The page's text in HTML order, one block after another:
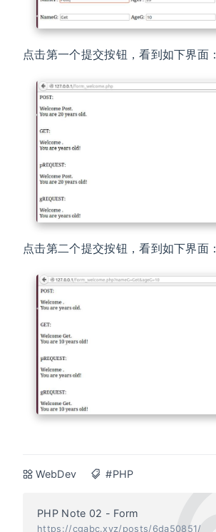
点击第一个提交按钮，看到如下界面：
点击第二个提交按钮，看到如下界面：
WebDev #PHP
PHP Note 02 - Form
https://cgabc.xyz/posts/6da50851/